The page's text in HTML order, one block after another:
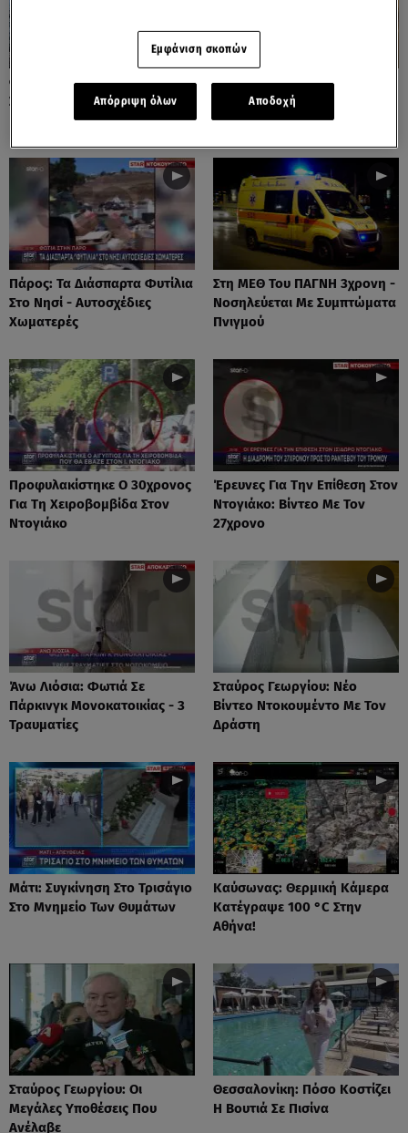
Φωτιές: Στάχτη Το Πράσινο
Στολίδι Της Δυτικής Αττικής
Πόρτο Ράφτη: Bίντεο
Ντοκουμέντο Από Το
Θανατηφόρο Τροχαίο
Πάρος: Τα Διάσπαρτα Φυτίλια
Στο Νησί - Αυτοσχέδιες
Χωματερές
Στη ΜΕΘ Του ΠΑΓΝΗ 3χρονη -
Νοσηλεύεται Με Συμπτώματα
Πνιγμού
Προφυλακίστηκε Ο 30χρονος
Για Τη Χειροβομβίδα Στον
Ντογιάκο
Έρευνες Για Την Επίθεση Στον
Ντογιάκο: Βίντεο Με Τον
27χρονο
Άνω Λιόσια: Φωτιά Σε
Πάρκινγκ Μονοκατοικίας - 3
Τραυματίες
Σταύρος Γεωργίου: Νέο
Βίντεο Ντοκουμέντο Με Τον
Δράστη
Μάτι: Συγκίνηση Στο Τρισάγιο
Στο Μνημείο Των Θυμάτων
Καύσωνας: Θερμική Κάμερα
Κατέγραψε 100 °C Στην
Αθήνα!
Σταύρος Γεωργίου: Οι
Μεγάλες Υποθέσεις Που
Ανέλαβε
Θεσσαλονίκη: Πόσο Κοστίζει
Η Βουτιά Σε Πισίνα
Εμφάνιση σκοπών
Απόρριψη όλων Αποδοχή